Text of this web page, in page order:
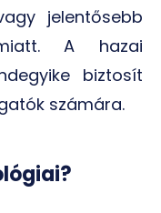
jelentősebb
A hazai
biztosít
számára.